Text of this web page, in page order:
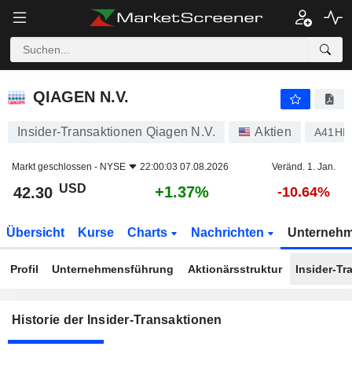
QIAGEN N.V.
QIAGEN N.V.
Insider-Transaktionen Qiagen N.V. Aktien
Markt geschlossen - NYSE 22:00:03 07.08.2026 Veränd. 1. Jan.
42.30 USD +1.37% -10.64%
Übersicht Kurse Charts Nachrichten
Profil Unternehmensführung Aktionärsstruktur Insider-
Historie der Insider-Transaktionen